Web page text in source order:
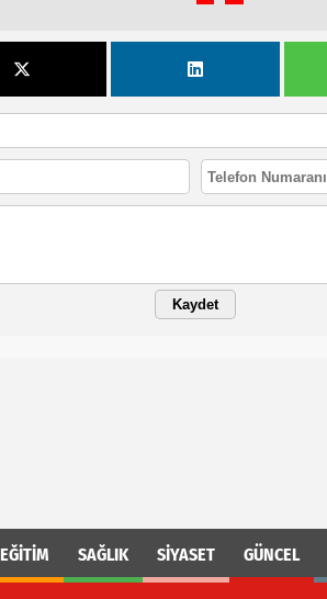
Kaydet
EĞİTİM SAĞLIK SİYASET GÜNCEL